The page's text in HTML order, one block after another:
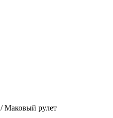
/ Маковый рулет